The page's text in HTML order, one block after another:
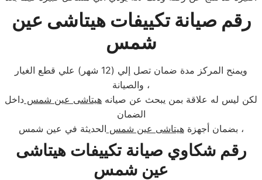
رقم صيانة تكييفات هيتاشى عين
شمس
ويمنح المركز مدة ضمان تصل إلي (12 شهر) علي قطع الغيار
والصيانة ،
لكن ليس له علاقة بمن يبحث عن صيانه هيتاشى عين شمس داخل
الضمان
بضمان أجهزةهيتاشى عين شمس الحديثة في عين شمس ،
رقم شكاوي صيانة تكييفات هيتاشى
عين شمس